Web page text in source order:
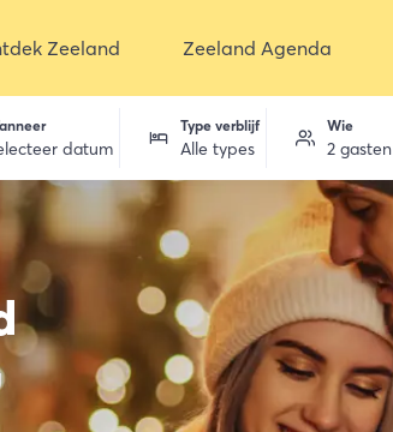
Zeeland Zeeland Agenda
datum
Type verblijf
Alle types
Wie
2 gasten